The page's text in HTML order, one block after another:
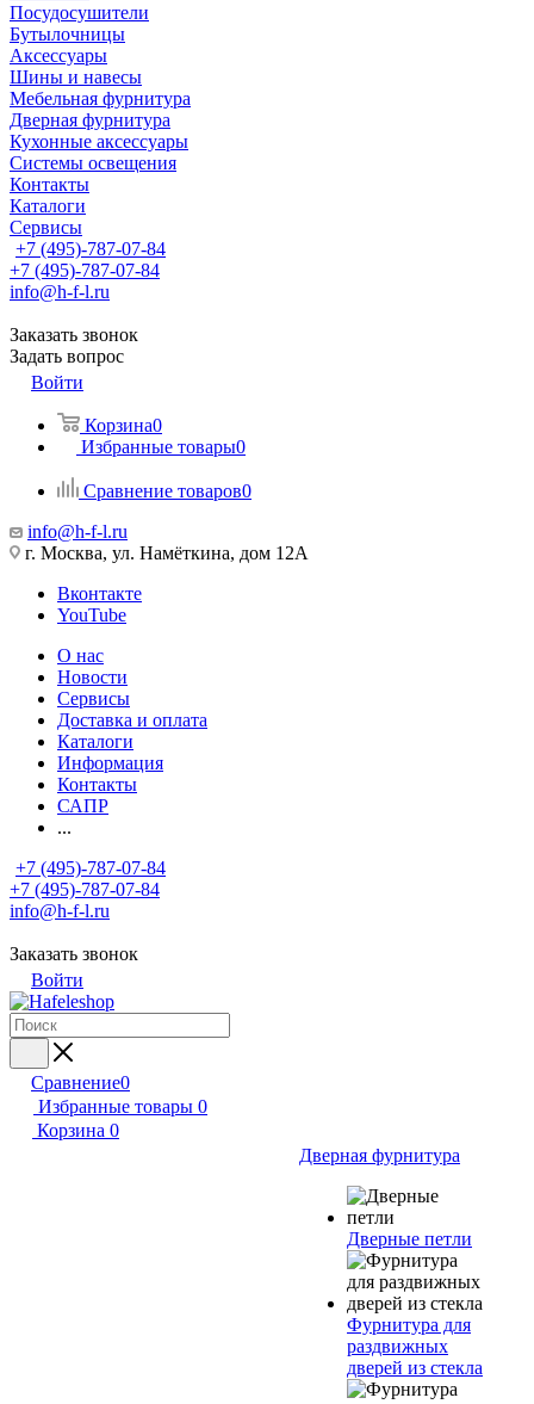
Посудосушители
Бутылочницы
Аксессуары
Шины и навесы
Мебельная фурнитура
Дверная фурнитура
Кухонные аксессуары
Системы освещения
Контакты
Каталоги
Сервисы
+7 (495)-787-07-84
+7 (495)-787-07-84
info@h-f-l.ru
Заказать звонок
Задать вопрос
Войти
Корзина0
Избранные товары0
Сравнение товаров0
info@h-f-l.ru
г. Москва, ул. Намёткина, дом 12А
Вконтакте
YouTube
О нас
Новости
Сервисы
Доставка и оплата
Каталоги
Информация
Контакты
САПР
...
+7 (495)-787-07-84
+7 (495)-787-07-84
info@h-f-l.ru
Заказать звонок
Войти
Сравнение0
Избранные товары 0
Корзина 0
Дверная фурнитура
Дверные петли
Фурнитура для
раздвижных
дверей из стекла